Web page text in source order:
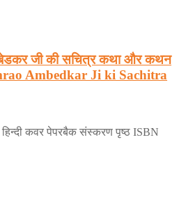
आंबेडकर जी की सचित्र कथा और कथन
Ambedkar Ji ki Sachitra
कवर पेपरबैक संस्करण पृष्ठ ISBN